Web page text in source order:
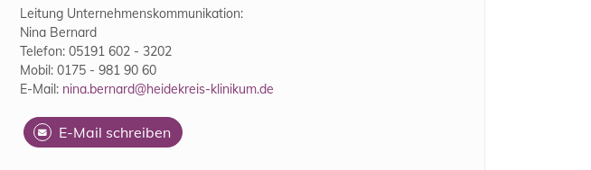
Leitung Unternehmenskommunikation:
Nina Bernard
Telefon: 05191 602 - 3202
Mobil: 0175 - 981 90 60
E-Mail: nina.bernard@heidekreis-klinikum.de
E-Mail schreiben